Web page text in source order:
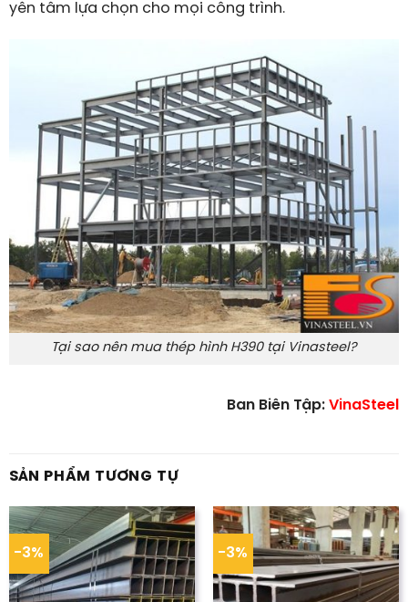
yên tâm lựa chọn cho mọi công trình.
Tại sao nên mua thép hình H390 tại Vinasteel?
Ban Biên Tập:VinaSteel
SẢN PHẨM TƯƠNG TỰ
-3% -3%